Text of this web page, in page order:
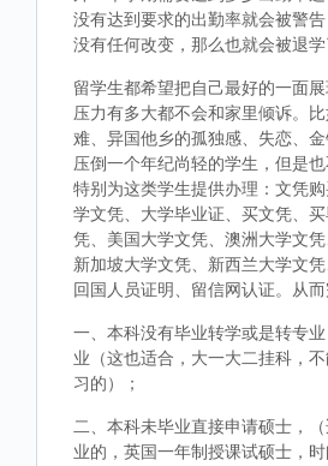
没有达到要求的出勤率就会被警
没有任何改变，那么也就会被退学
留学生都希望把自己最好的一面
压力有多大都不会和家里倾诉。
难、异国他乡的孤独感、失恋、
压倒一个年纪尚轻的学生，但是
特别为这类学生提供办理：文凭
学文凭、大学毕业证、买文凭、
凭、美国大学文凭、澳洲大学文凭
新加坡大学文凭、新西兰大学文
回国人员证明、留信网认证。从而
一、本科没有毕业转学或是转专
业（这也适合，大一大二挂科，
习的）；
二、本科未毕业直接申请硕士，
业的，英国一年制授课试硕士，